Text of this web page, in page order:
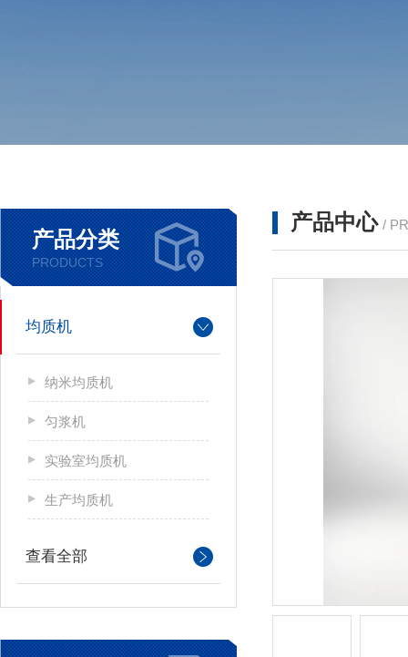
产品分类
PRODUCTS
均质机
纳米均质机
匀浆机
实验室均质机
生产均质机
查看全部
产品中心 /